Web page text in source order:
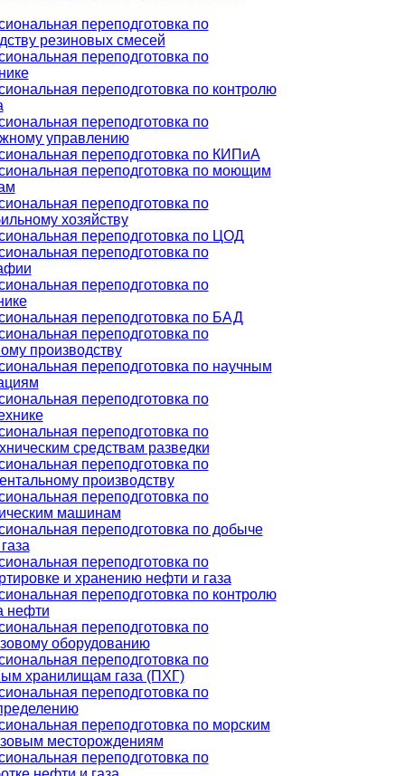
переподготовка по
резиновых смесей
переподготовка по
переподготовка по контролю
переподготовка по
управлению
переподготовка по КИПиА
переподготовка по моющим
переподготовка по
хозяйству
переподготовка по ЦОД
переподготовка по
переподготовка по
переподготовка по БАД
переподготовка по
производству
переподготовка по научным
переподготовка по
переподготовка по
средствам разведки
переподготовка по
производству
переподготовка по
машинам
переподготовка по добыче
переподготовка по
и хранению нефти и газа
переподготовка по контролю
нефти
переподготовка по
оборудованию
переподготовка по
хранилищам газа (ПХГ)
переподготовка по
переподготовка по морским
месторождениям
переподготовка по